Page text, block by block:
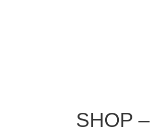
SHOP –